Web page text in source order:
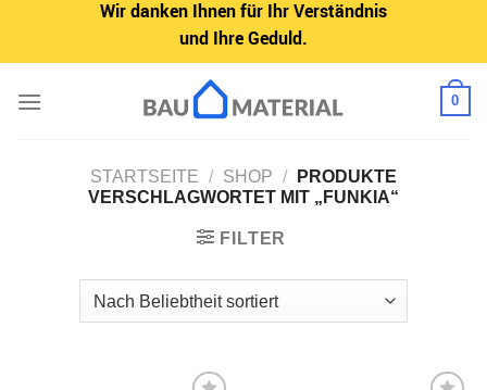
Wir danken Ihnen für Ihr Verständnis
und Ihre Geduld.
Inhalt
0
STARTSEITE / SHOP /
PRODUKTE
VERSCHLAGWORTET MIT „FUNKIA“
FILTER